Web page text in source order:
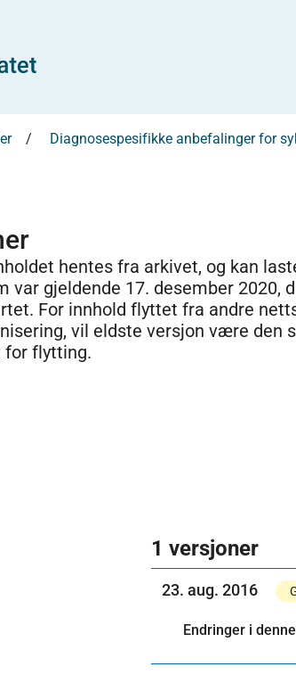
Diagnosespesifikke anbefalinger for
hentes fra arkivet, og kan
var gjeldende 17. desember 2020,
For innhold flyttet fra andre
vil eldste versjon være den
for flytting.
1 versjoner
23. aug. 2016
Endringer i